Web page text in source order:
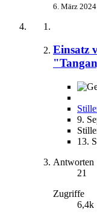
6. März
Einsatz
9.
13.
Antworten
21
Zugriffe
6,4k